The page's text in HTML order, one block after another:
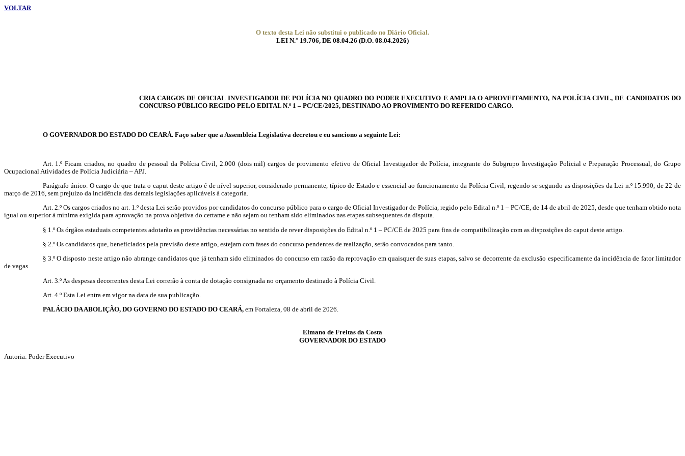
VOLTAR
O texto desta Lei não substitui o publicado no Diário Oficial.
LEI N.° 19.706, DE 08.04.26 (D.O. 08.04.2026)
CRIA CARGOS DE OFICIAL INVESTIGADOR DE POLÍCIA NO QUADRO DO PODER EXECUTIVO E AMPLIA O APROVEITAMENTO, NA POLÍCIA CIVIL, DE CANDIDATOS DO
CONCURSO PÚBLICO REGIDO PELO EDITAL N.º 1 – PC/CE/2025, DESTINADO AO PROVIMENTO DO REFERIDO CARGO.
O GOVERNADOR DO ESTADO DO CEARÁ. Faço saber que a Assembleia Legislativa decretou e eu sanciono a seguinte Lei:
Art. 1.º Ficam criados, no quadro de pessoal da Polícia Civil, 2.000 (dois mil) cargos de provimento efetivo de Oficial Investigador de Polícia, integrante do Subgrupo Investigação Policial e Preparação Processual, do Grupo
Ocupacional Atividades de Polícia Judiciária – APJ.
Parágrafo único. O cargo de que trata o caput deste artigo é de nível superior, considerado permanente, típico de Estado e essencial ao funcionamento da Polícia Civil, regendo-se segundo as disposições da Lei n.º 15.990, de 22 de
março de 2016, sem prejuízo da incidência das demais legislações aplicáveis à categoria.
Art. 2.º Os cargos criados no art. 1.º desta Lei serão providos por candidatos do concurso público para o cargo de Oficial Investigador de Polícia, regido pelo Edital n.º 1 – PC/CE, de 14 de abril de 2025, desde que tenham obtido nota
igual ou superior à mínima exigida para aprovação na prova objetiva do certame e não sejam ou tenham sido eliminados nas etapas subsequentes da disputa.
§ 1.º Os órgãos estaduais competentes adotarão as providências necessárias no sentido de rever disposições do Edital n.º 1 – PC/CE de 2025 para fins de compatibilização com as disposições do caput deste artigo.
§ 2.º Os candidatos que, beneficiados pela previsão deste artigo, estejam com fases do concurso pendentes de realização, serão convocados para tanto.
§ 3.º O disposto neste artigo não abrange candidatos que já tenham sido eliminados do concurso em razão da reprovação em quaisquer de suas etapas, salvo se decorrente da exclusão especificamente da incidência de fator limitador
de vagas.
Art. 3.º As despesas decorrentes desta Lei correrão à conta de dotação consignada no orçamento destinado à Polícia Civil.
Art. 4.º Esta Lei entra em vigor na data de sua publicação.
PALÁCIO DA ABOLIÇÃO, DO GOVERNO DO ESTADO DO CEARÁ, em Fortaleza, 08 de abril de 2026.
Elmano de Freitas da Costa
GOVERNADOR DO ESTADO
Autoria: Poder Executivo